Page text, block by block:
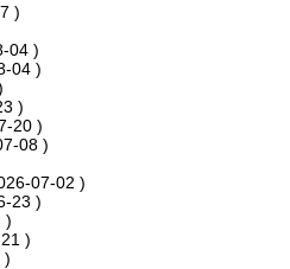
)
04 )
04 )
)
20 )
08 )
07-02 )
23 )
)
)
)